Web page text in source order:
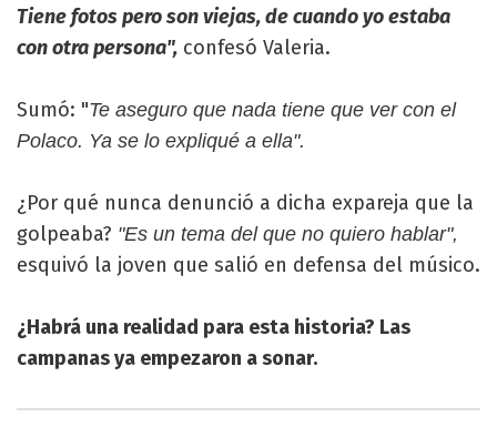
Tiene fotos pero son viejas, de cuando yo estaba
con otra persona", confesó Valeria.
Sumó: "Te aseguro que nada tiene que ver con el
Polaco. Ya se lo expliqué a ella".
¿Por qué nunca denunció a dicha expareja que la
golpeaba? "Es un tema del que no quiero hablar",
esquivó la joven que salió en defensa del músico.
¿Habrá una realidad para esta historia? Las
campanas ya empezaron a sonar.